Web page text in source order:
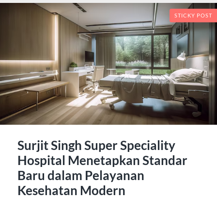
STICKY POST
Surjit Singh Super Speciality
Hospital Menetapkan Standar
Baru dalam Pelayanan
Kesehatan Modern